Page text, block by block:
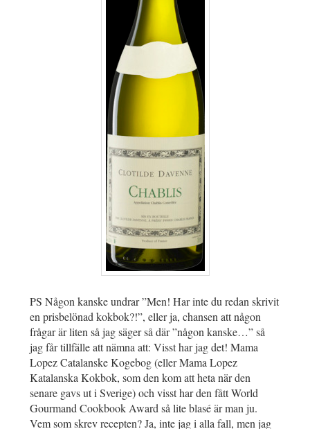
PS Någon kanske undrar ”Men! Har inte du redan skrivit
en prisbelönad kokbok?!”, eller ja, chansen att någon
frågar är liten så jag säger så där ”någon kanske…” så
jag får tillfälle att nämna att: Visst har jag det! Mama
Lopez Catalanske Kogebog (eller Mama Lopez
Katalanska Kokbok, som den kom att heta när den
senare gavs ut i Sverige) och visst har den fått World
Gourmand Cookbook Award så lite blasé är man ju.
Vem som skrev recepten? Ja, inte jag i alla fall, men jag